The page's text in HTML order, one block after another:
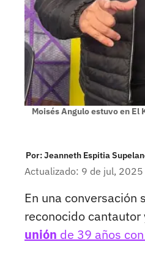
Moisés Angulo estuvo en
Por:Jeanneth Espitia
Actualizado: 9 de jul, 2025
En una conversación
reconocido cantautor
unión de 39 años